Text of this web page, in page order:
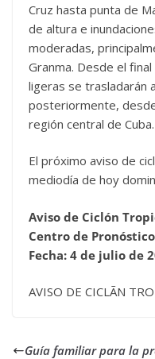
Cruz hasta punta de
de altura e
moderadas,
Granma. Desde el
ligeras se trasladarán
posteriormente,
región central de Cuba.
El próximo aviso de
mediodía de hoy
Aviso de Ciclón
Centro de
Fecha: 4 de julio de
AVISO DE CICLÃN
Guía familiar para la